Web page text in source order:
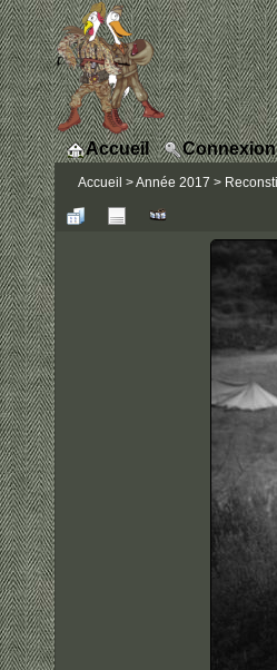
Accueil Connexion
Accueil >Année 2017 >